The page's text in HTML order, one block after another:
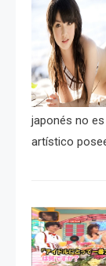
japonés no
artístico